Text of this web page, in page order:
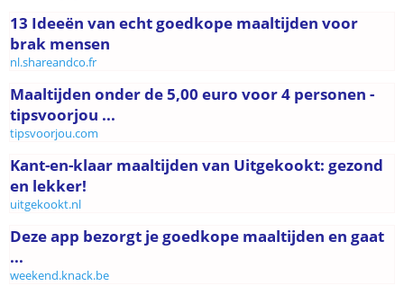
13 Ideeën van echt goedkope maaltijden voor
brak mensen
nl.shareandco.fr
Maaltijden onder de 5,00 euro voor 4 personen -
tipsvoorjou ...
tipsvoorjou.com
Kant-en-klaar maaltijden van Uitgekookt: gezond
en lekker!
uitgekookt.nl
Deze app bezorgt je goedkope maaltijden en gaat
...
weekend.knack.be